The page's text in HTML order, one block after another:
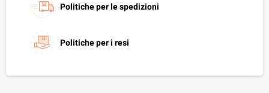
Politiche per le spedizioni
Politiche per i resi